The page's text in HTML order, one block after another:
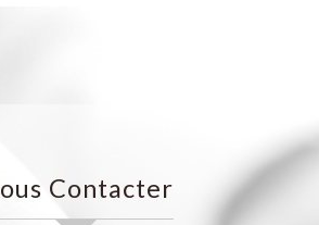
Nous Contacter